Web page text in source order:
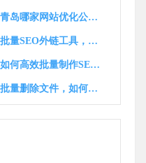
青岛哪家网站优化公司，能批量软文引流，让品牌知名度飙升？
批量SEO外链工具，如何改写为？
如何高效批量制作SEO优化视频？
批量删除文件，如何确保操作万无一失？